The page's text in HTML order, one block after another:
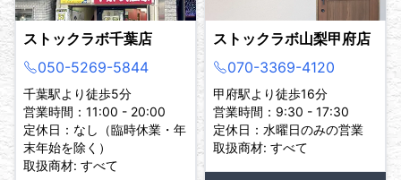
ストックラボ千葉店
050-5269-5844
千葉駅より徒歩5分
営業時間：11:00 - 20:00
定休日：なし（臨時休業・年
末年始を除く）
取扱商材: すべて
ストックラボ山梨甲府店
070-3369-4120
甲府駅より徒歩16分
営業時間：9:30 - 17:30
定休日：水曜日のみの営業
取扱商材: すべて